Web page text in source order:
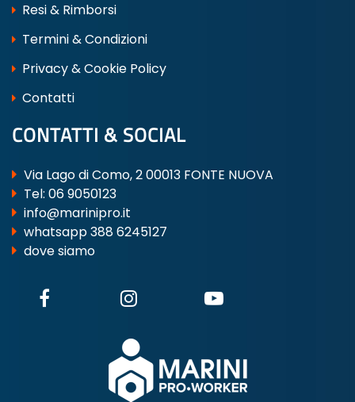
Resi & Rimborsi
Termini & Condizioni
Privacy & Cookie Policy
Contatti
CONTATTI & SOCIAL
Via Lago di Como, 2 00013 FONTE NUOVA
Tel: 06 9050123
info@marinipro.it
whatsapp 388 6245127
dove siamo